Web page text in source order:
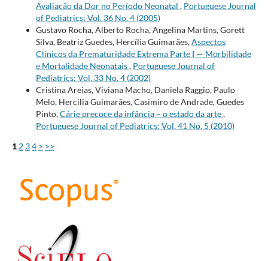
Avaliação da Dor no Período Neonatal , Portuguese Journal
of Pediatrics: Vol. 36 No. 4 (2005)
Gustavo Rocha, Alberto Rocha, Angelina Martins, Gorett
Silva, Beatriz Guedes, Hercília Guimarães,Aspectos
Clínicos da Prematuridade Extrema Parte I — Morbilidade
e Mortalidade Neonatais, Portuguese Journal of
Pediatrics: Vol. 33 No. 4 (2002)
Cristina Areias, Viviana Macho, Daniela Raggio, Paulo
Melo, Hercilia Guimarães, Casimiro de Andrade, Guedes
Pinto,Cárie precoce da infância – o estado da arte,
Portuguese Journal of Pediatrics: Vol. 41 No. 5 (2010)
1 2 34 > >>